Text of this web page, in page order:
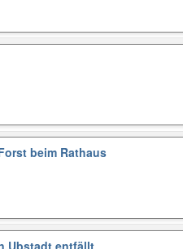
beim Rathaus
Ubstadt entfällt